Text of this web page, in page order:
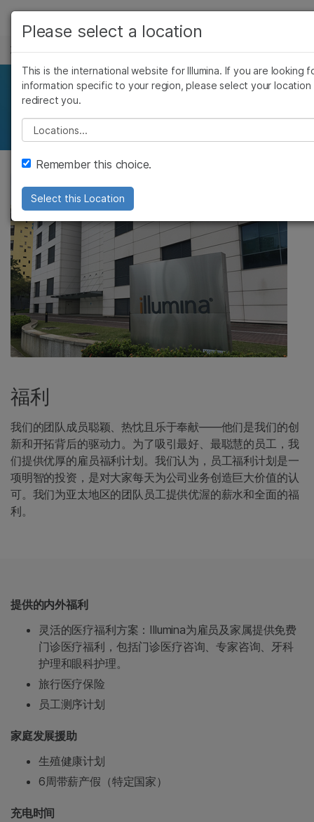
Skip to content
解决方案
学习
公司
支持
推荐内容链接
职业生涯
尖端技术人才
福利
我们的团队成员聪颖、热忱且乐于奉献——他们是我们的创
新和开拓背后的驱动力。为了吸引最好、最聪慧的员工，我
们提供优厚的雇员福利计划。我们认为，员工福利计划是一
项明智的投资，是对大家每天为公司业务创造巨大价值的认
可。我们为亚太地区的团队员工提供优渥的薪水和全面的福
利。
提供的内外福利
灵活的医疗福利方案：Illumina为雇员及家属提供免费
门诊医疗福利，包括门诊医疗咨询、专家咨询、牙科
护理和眼科护理。
旅行医疗保险
员工测序计划
家庭发展援助
生殖健康计划
6周带薪产假（特定国家）
充电时间
查看更多相关内容。选择您感兴趣的领域:
癌症研究
微生物学
农业基因组学
复杂疾病
临床肿瘤学
遗传病和罕见病
Please select a location
This is the international website for Illumina. If you are looking
information specific to your region, please select your location
redirect you.
Please select a location
Remember this choice.
Select this Location